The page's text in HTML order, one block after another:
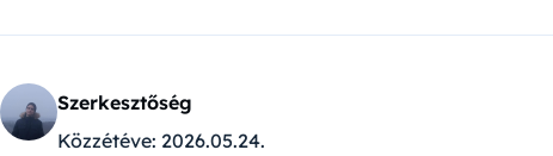
Szerkesztőség
Közzétéve: 2026.05.24.